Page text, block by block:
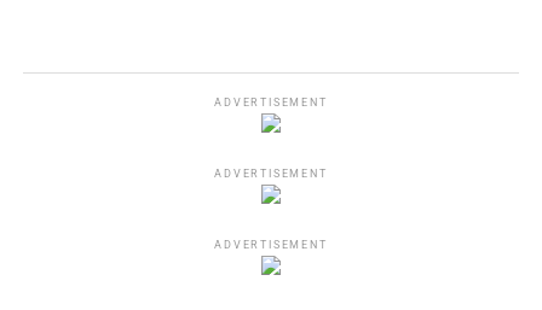
ADVERTISEMENT
ADVERTISEMENT
ADVERTISEMENT